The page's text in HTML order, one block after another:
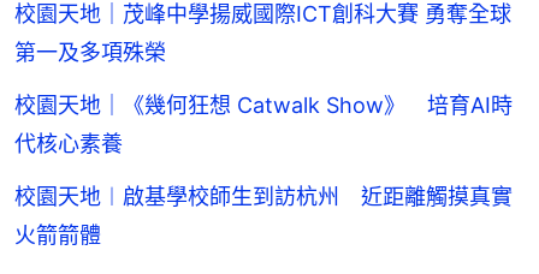
校園天地｜茂峰中學揚威國際ICT創科大賽 勇奪全球
第一及多項殊榮
校園天地｜《幾何狂想 Catwalk Show》 培育AI時
代核心素養
校園天地︱啟基學校師生到訪杭州 近距離觸摸真實
火箭箭體